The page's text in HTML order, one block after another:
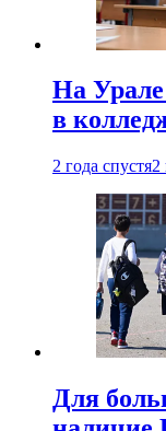
На Урале
в
2 года спустя2
Для